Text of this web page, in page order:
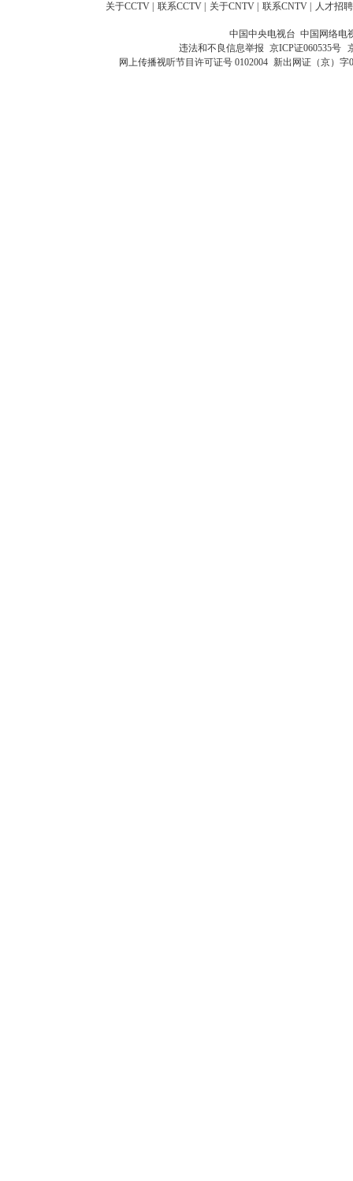
关于CCTV 联系CCTV 关于CNTV 联系CNTV 人才招聘
中国中央电视台 中国网络电
违法和不良信息举报 京ICP证060535号
网上传播视听节目许可证号 0102004 新出网证（京）